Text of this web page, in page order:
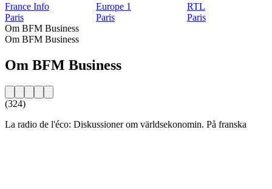
France Info
Paris
Europe 1
Paris
RTL
Paris
Om BFM Business
Om BFM Business
Om BFM Business
(324)
La radio de l'éco: Diskussioner om världsekonomin. På franska